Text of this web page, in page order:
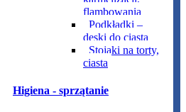
flambowania
Podkładki –
deski do ciasta
Stojaki na torty,
ciasta
Higiena - sprzątanie